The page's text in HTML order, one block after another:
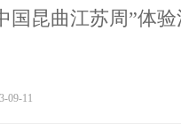
国昆曲江苏周”体
09-11